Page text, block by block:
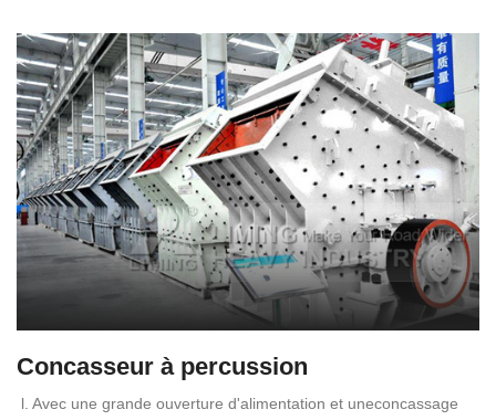
Concasseur à percussion
l. Avec une grande ouverture d'alimentation et uneconcassage